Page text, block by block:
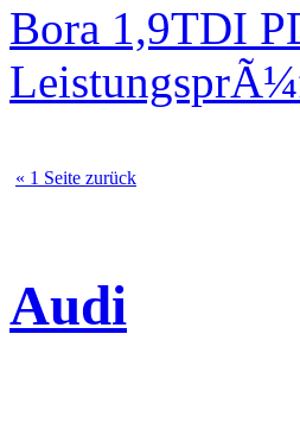
Bora 1,9TDI
« 1 Seite zurück
Audi